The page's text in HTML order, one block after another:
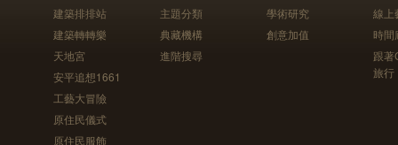
建築排排站
建築轉轉樂
天地宮
安平追想1661
工藝大冒險
原住民儀式
原住民服飾
主題分類
典藏機構
進階搜尋
學術研究
創意加值
線上
時間
跟
旅行